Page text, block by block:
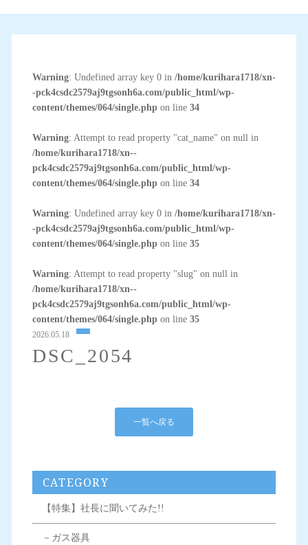
Warning: Undefined array key 0 in /home/kurihara1718/xn-
-pck4csdc2579aj9tgsonh6a.com/public_html/wp-
content/themes/064/single.phpon line 34
Warning: Attempt to read property "cat_name" on null in
/home/kurihara1718/xn--
pck4csdc2579aj9tgsonh6a.com/public_html/wp-
content/themes/064/single.phpon line 34
Warning: Undefined array key 0 in /home/kurihara1718/xn-
-pck4csdc2579aj9tgsonh6a.com/public_html/wp-
content/themes/064/single.phpon line 35
Warning: Attempt to read property "slug" on null in
/home/kurihara1718/xn--
pck4csdc2579aj9tgsonh6a.com/public_html/wp-
content/themes/064/single.phpon line 35
2026.05.18
DSC_2054
一覧へ戻る
CATEGORY
【特集】社長に聞いてみた!!
－ガス器具